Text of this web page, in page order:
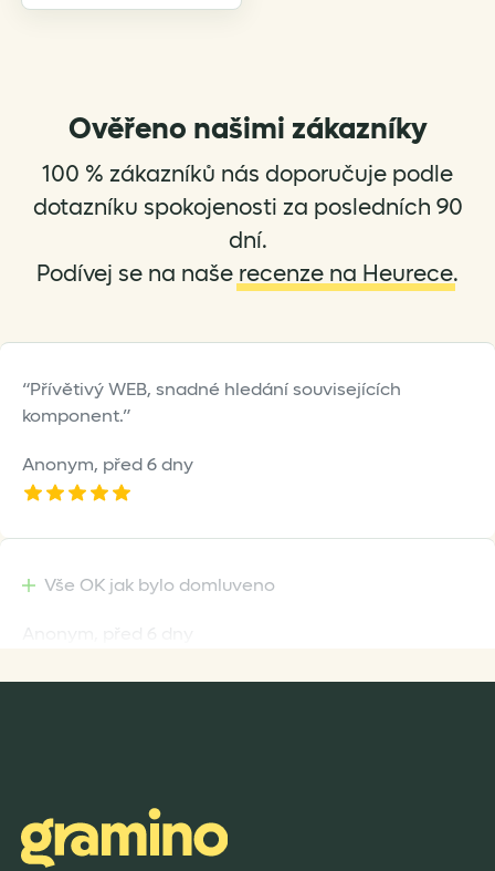
multiple
may
chosen
on
page
Ověřeno našimi zákazníky
100 % zákazníků nás doporučuje podle
dotazníku spokojenosti za posledních 90
dní.
Podívej se na naše recenze na Heurece.
Přívětivý WEB, snadné hledání souvisejících
komponent.
Anonym, před 6 dny
Vše OK jak bylo domluveno
Anonym,před 7 dny